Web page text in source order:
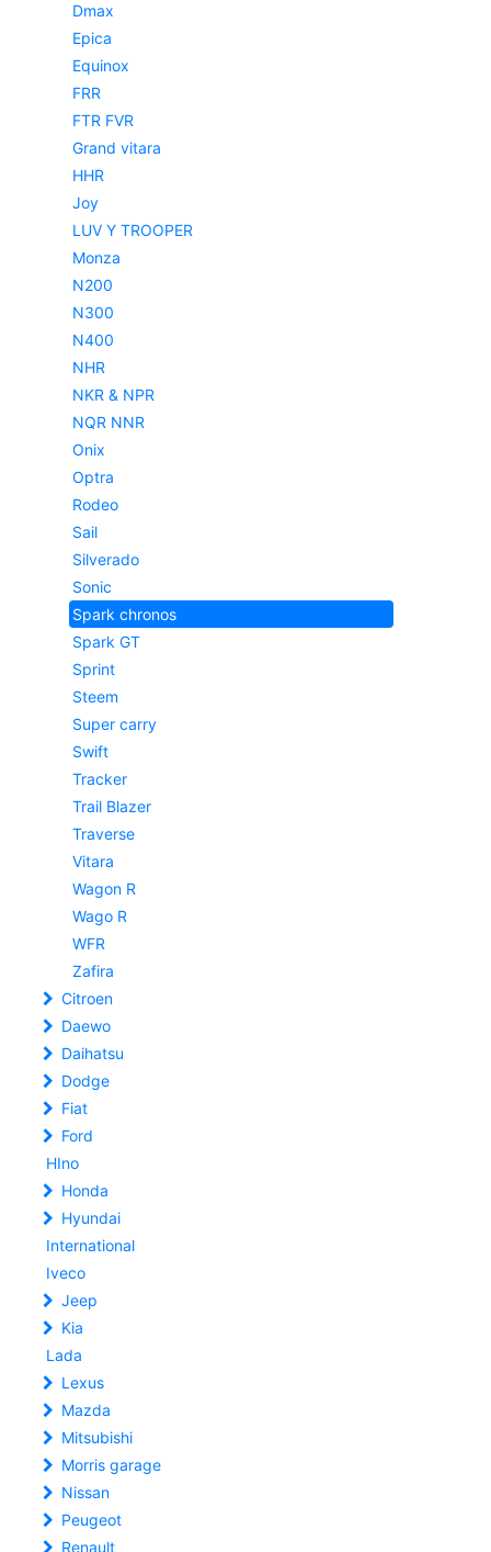
Dmax
Epica
Equinox
FRR
FTR FVR
Grand vitara
HHR
Joy
LUV Y TROOPER
Monza
N200
N300
N400
NHR
NKR & NPR
NQR NNR
Onix
Optra
Rodeo
Sail
Silverado
Sonic
Spark chronos
Spark GT
Sprint
Steem
Super carry
Swift
Tracker
Trail Blazer
Traverse
Vitara
Wagon R
Wago R
WFR
Zafira
Citroen
Daewo
Daihatsu
Dodge
Fiat
Ford
HIno
Honda
Hyundai
International
Iveco
Jeep
Kia
Lada
Lexus
Mazda
Mitsubishi
Morris garage
Nissan
Peugeot
Renault